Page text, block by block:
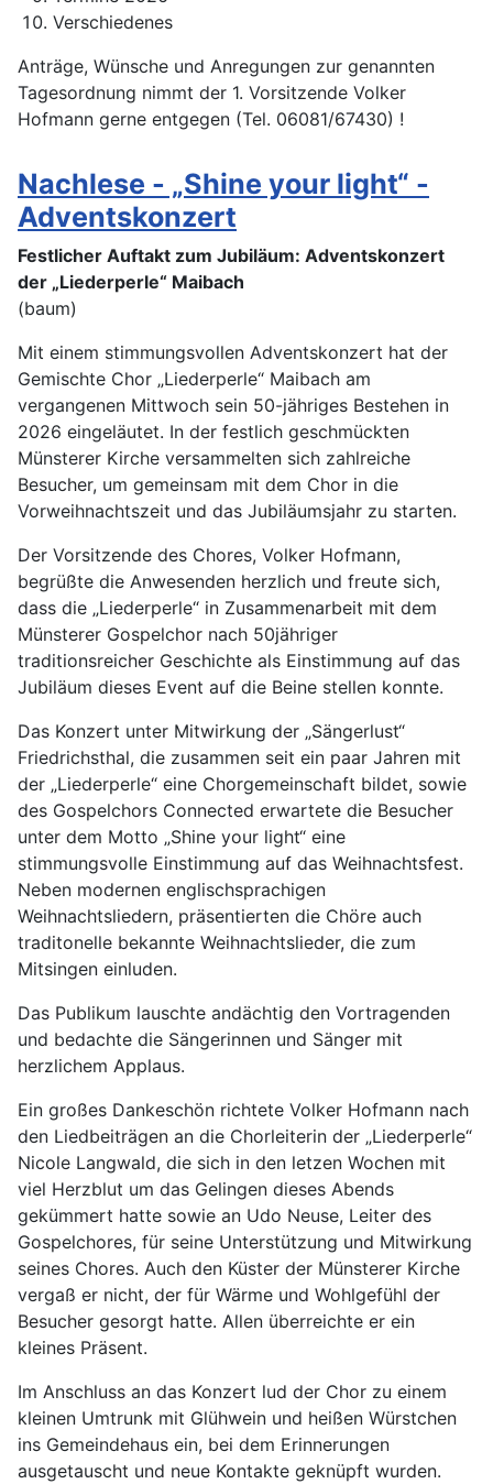
Verschiedenes
Anträge, Wünsche und Anregungen zur genannten
Tagesordnung nimmt der 1. Vorsitzende Volker
Hofmann gerne entgegen (Tel. 06081/67430) !
Nachlese - „Shine your light“ -
Adventskonzert
Festlicher Auftakt zum Jubiläum: Adventskonzert
der „Liederperle“ Maibach
(baum)
Mit einem stimmungsvollen Adventskonzert hat der
Gemischte Chor „Liederperle“ Maibach am
vergangenen Mittwoch sein 50-jähriges Bestehen in
2026 eingeläutet. In der festlich geschmückten
Münsterer Kirche versammelten sich zahlreiche
Besucher, um gemeinsam mit dem Chor in die
Vorweihnachtszeit und das Jubiläumsjahr zu starten.
Der Vorsitzende des Chores, Volker Hofmann,
begrüßte die Anwesenden herzlich und freute sich,
dass die „Liederperle“ in Zusammenarbeit mit dem
Münsterer Gospelchor nach 50jähriger
traditionsreicher Geschichte als Einstimmung auf das
Jubiläum dieses Event auf die Beine stellen konnte.
Das Konzert unter Mitwirkung der „Sängerlust“
Friedrichsthal, die zusammen seit ein paar Jahren mit
der „Liederperle“ eine Chorgemeinschaft bildet, sowie
des Gospelchors Connected erwartete die Besucher
unter dem Motto „Shine your light“ eine
stimmungsvolle Einstimmung auf das Weihnachtsfest.
Neben modernen englischsprachigen
Weihnachtsliedern, präsentierten die Chöre auch
traditonelle bekannte Weihnachtslieder, die zum
Mitsingen einluden.
Das Publikum lauschte andächtig den Vortragenden
und bedachte die Sängerinnen und Sänger mit
herzlichem Applaus.
Ein großes Dankeschön richtete Volker Hofmann nach
den Liedbeiträgen an die Chorleiterin der „Liederperle“
Nicole Langwald, die sich in den letzen Wochen mit
viel Herzblut um das Gelingen dieses Abends
gekümmert hatte sowie an Udo Neuse, Leiter des
Gospelchores, für seine Unterstützung und Mitwirkung
seines Chores. Auch den Küster der Münsterer Kirche
vergaß er nicht, der für Wärme und Wohlgefühl der
Besucher gesorgt hatte. Allen überreichte er ein
kleines Präsent.
Im Anschluss an das Konzert lud der Chor zu einem
kleinen Umtrunk mit Glühwein und heißen Würstchen
ins Gemeindehaus ein, bei dem Erinnerungen
ausgetauscht und neue Kontakte geknüpft wurden.